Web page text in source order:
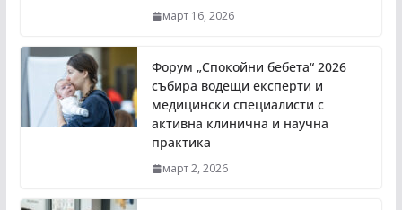
март 16, 2026
Форум „Спокойни бебета“ 2026
събира водещи експерти и
медицински специалисти с
активна клинична и научна
практика
март 2, 2026